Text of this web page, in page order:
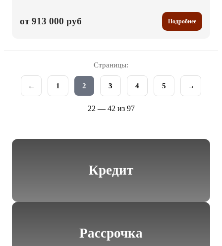
от 913 000 руб Подробнее
Страницы:
← 1 2 3 4 5 →
22 — 42 из 97
Кредит
Рассрочка